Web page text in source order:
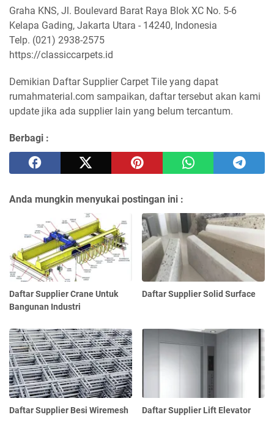
Graha KNS, Jl. Boulevard Barat Raya Blok XC No. 5-6
Kelapa Gading, Jakarta Utara - 14240, Indonesia
Telp. (021) 2938-2575
https://classiccarpets.id
Demikian Daftar Supplier Carpet Tile yang dapat
rumahmaterial.com sampaikan, daftar tersebut akan kami
update jika ada supplier lain yang belum tercantum.
Berbagi :
Anda mungkin menyukai postingan ini :
Daftar Supplier Crane Untuk
Bangunan Industri
Daftar Supplier Solid Surface
Daftar Supplier Besi Wiremesh Daftar Supplier Lift Elevator